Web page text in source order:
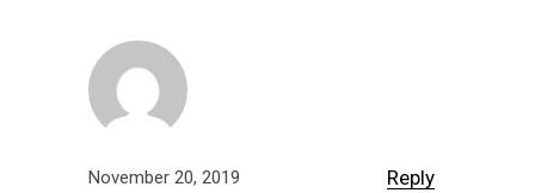
November 20, 2019 Reply